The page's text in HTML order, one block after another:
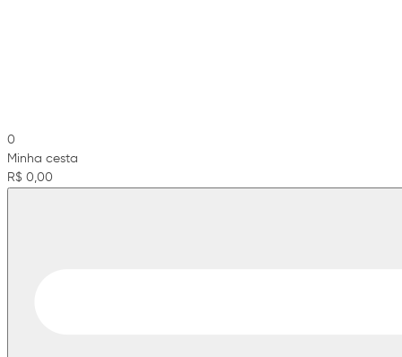
0
Minha cesta
R$ 0,00